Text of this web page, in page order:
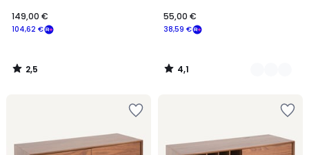
104,62 €
149,00 €
2,5
/
38,59 €
55,00 €
4,1
/